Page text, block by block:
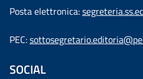
Posta elettronica:
PEC:
SOCIAL